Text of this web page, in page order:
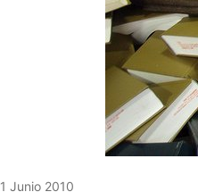
1 Junio 2010